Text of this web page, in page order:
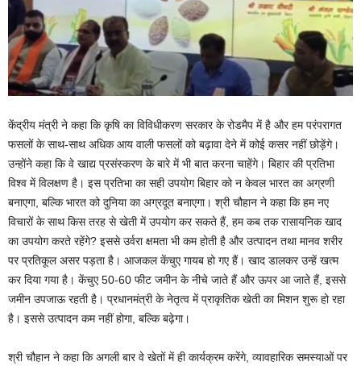
केंद्रीय मंत्री ने कहा कि कृषि का विविधीकरण सरकार के रोडमैप में है और हम परंपरागत
फसलों के साथ-साथ अधिक आय वाली फसलों को बढ़ावा देने में कोई कसर नहीं छोड़ेंगे।
उन्होंने कहा कि वे खाद्य प्रसंस्करण के बारे में भी बात करना चाहेंगे। बिहार की प्रतिभा
विश्व में विलक्षण है। इस प्रतिभा का सही उपयोग बिहार को न केवल भारत का अग्रणी
बनाएगा, बल्कि भारत को दुनिया का अग्रदूत बनाएगा। श्री चौहान ने कहा कि हम नए
विचारों के साथ किस तरह से खेती में उपयोग कर सकते हैं, हम कब तक रासायनिक खाद
का उपयोग करते रहेंगे? इससे उर्वरा क्षमता भी कम होती है और उत्पादन तथा मानव शरीर
पर प्रतिकूल असर पड़ता है। आजकल केंचुए गायब हो गए हैं। खाद डालकर उन्हें खत्म
कर दिया गया है। केंचुए 50-60 फीट जमीन के नीचे जाते हैं और ऊपर आ जाते हैं, इससे
जमीन उपजाऊ रहती है। प्रधानमंत्री के नेतृत्व में प्राकृतिक खेती का मिशन शुरू हो रहा
है। इससे उत्पादन कम नहीं होगा, बल्कि बढ़ेगा।
श्री चौहान ने कहा कि अगली बार वे खेतों में ही कार्यक्रम करेंगे, व्यावहारिक समस्याओं पर